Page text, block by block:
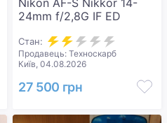
Nikon AF-S Nikkor 14-
24mm f/2,8G IF ED
Стан:
Продавець: Техноскарб
Київ, 04.08.2026
27 500 грн